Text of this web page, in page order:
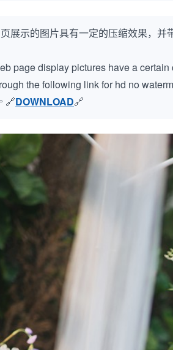
展示的图片具有一定的压缩效果，
page display pictures have a
the following link for hd no
🔗DOWNLOAD🔗